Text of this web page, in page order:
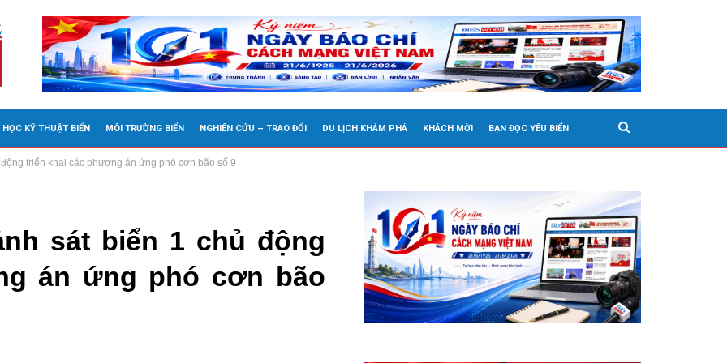
HỌC KỸ THUẬT BIỂN MÔI TRƯỜNG BIỂN NGHIÊN CỨU – TRAO ĐỔI DU LỊCH KHÁM PHÁ KHÁCH MỜI BẠN ĐỌC YÊU BIỂN
triển khai các phương án ứng phó cơn bão số 9
sát biển 1 chủ động
án ứng phó cơn bão